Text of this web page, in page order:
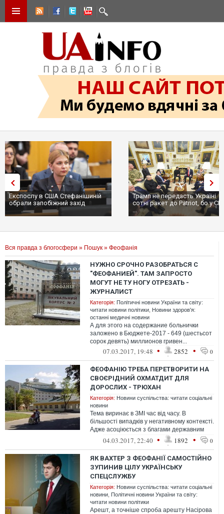
Експослу в США Стефанішиній
обрали запобіжний захід
Трамп не передасть Україні
сотні ракет до Patriot, бо у
...
Вся правда з блогосфери » Пошук » Феофанія
НУЖНО СРОЧНО РАЗОБРАТЬСЯ С
"ФЕОФАНИЕЙ". ТАМ ЗАПРОСТО
МОГУТ НЕ ТУ НОГУ ОТРЕЗАТЬ -
ЖУРНАЛИСТ
Категорія: Політичні новини України та світу:
читати новини політики Новини здоров'я:
останні медичні новини
А для этого на содержание больнички
заложено в Бюджете-2017 - 649 (шестьсот
сорок девять) миллионов гривен...
07.03.2017, 19:48 • 2852 • 0
ФЕОФАНІЮ ТРЕБА ПЕРЕТВОРИТИ НА
СВОЄРІДНИЙ ОХМАТДИТ ДЛЯ
ДОРОСЛИХ - ТРЮХАН
Категорія: Новини суспільства: читати соціальні
новини
Тема виринає в ЗМІ час від часу. В
більшості випадків у негативному контексті.
Адже асоціюється з благами державним
службовцям, які часто-густо не дос...
04.03.2017, 22:40 • 1892 • 0
ЯК ВАХТЕР З ФЕОФАНІЇ САМОСТІЙНО
ЗУПИНИВ ЦІЛУ УКРАЇНСЬКУ
СПЕЦСЛУЖБУ
Категорія: Новини суспільства: читати соціальні
новини Політичні новини України та світу:
читати новини політики
Арешт, а точніше спроба арешту Насірова